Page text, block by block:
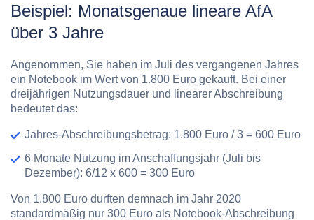
Beispiel: Monatsgenaue lineare AfA
über 3 Jahre
Angenommen, Sie haben im Juli des vergangenen Jahres
ein Notebook im Wert von 1.800 Euro gekauft. Bei einer
dreijährigen Nutzungsdauer und linearer Abschreibung
bedeutet das:
Jahres-Abschreibungsbetrag: 1.800 Euro / 3 = 600 Euro
6 Monate Nutzung im Anschaffungsjahr (Juli bis
Dezember): 6/12 x 600 = 300 Euro
Von 1.800 Euro durften demnach im Jahr 2020
standardmäßig nur 300 Euro als Notebook-Abschreibung